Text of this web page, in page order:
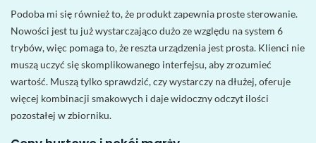
Podoba mi się również to, że produkt zapewnia proste sterowanie.
Nowości jest tu już wystarczająco dużo ze względu na system 6
trybów, więc pomaga to, że reszta urządzenia jest prosta. Klienci nie
muszą uczyć się skomplikowanego interfejsu, aby zrozumieć
wartość. Muszą tylko sprawdzić, czy wystarczy na dłużej, oferuje
więcej kombinacji smakowych i daje widoczny odczyt ilości
pozostałej w zbiorniku.